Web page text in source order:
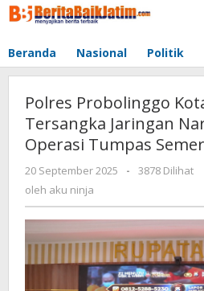
Lewati
ke
Beranda Nasional Politik
Polres Probolinggo
Tersangka Jaringan
Operasi Tumpas
20 September 2025
oleh
-
3878 Dilihat
oleh aku ninja